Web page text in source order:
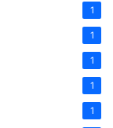
1
1
1
1
1